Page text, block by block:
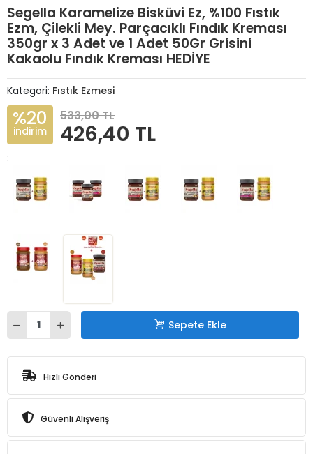
Segella Karamelize Bisküvi Ez, %100 Fıstık
Ezm, Çilekli Mey. Parçacıklı Fındık Kreması
350gr x 3 Adet ve 1 Adet 50Gr Grisini
Kakaolu Fındık Kreması HEDİYE
Kategori: Fıstık Ezmesi
%20
indirim
533,00 TL
426,40 TL
:
Sepete Ekle
Hızlı Gönderi
Güvenli Alışveriş